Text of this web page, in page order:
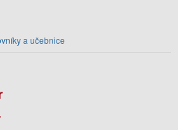
a učebnice